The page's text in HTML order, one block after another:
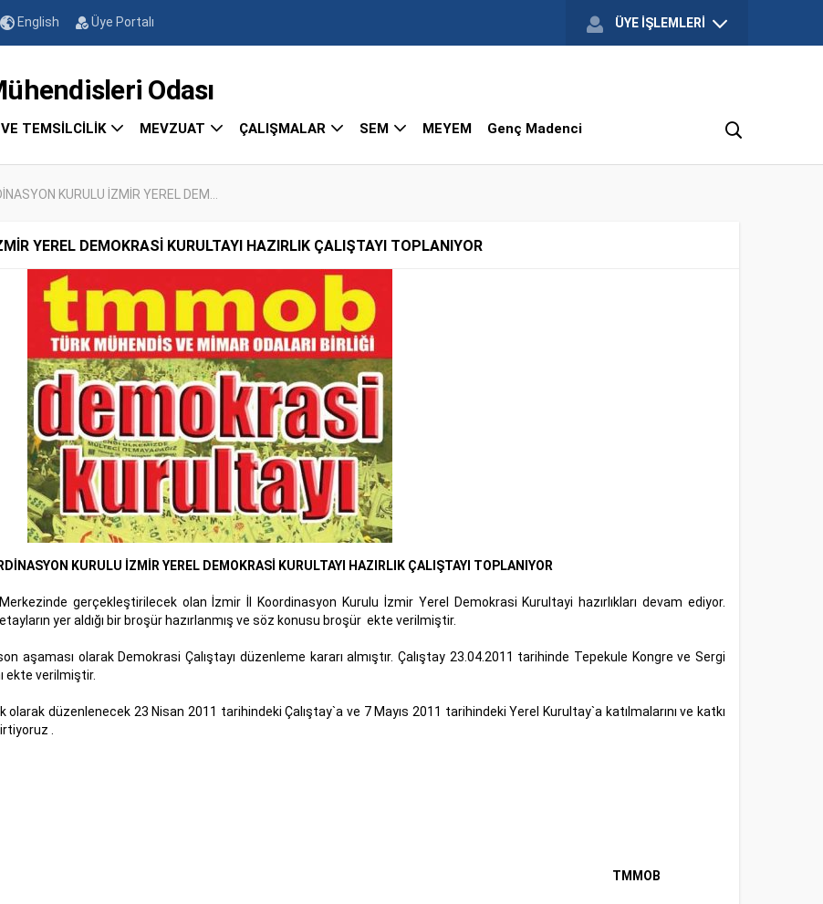
English Üye Portalı ÜYE İŞLEMLERİ
Odası
TEMSİLCİLİK MEVZUAT ÇALIŞMALAR SEM MEYEM Genç Madenci
KURULU İZMİR YEREL DEM...
YEREL DEMOKRASİ KURULTAYI HAZIRLIK ÇALIŞTAYI TOPLANIYOR
KURULU İZMİR YEREL DEMOKRASİ KURULTAYI HAZIRLIK ÇALIŞTAYI TOPLANIYOR
gerçekleştirilecek olan İzmir İl Koordinasyon Kurulu İzmir Yerel Demokrasi Kurultayi hazırlıkları devam ediyor.
yer aldığı bir broşür hazırlanmış ve söz konusu broşür ekte verilmiştir.
aşaması olarak Demokrasi Çalıştayı düzenleme kararı almıştır. Çalıştay 23.04.2011 tarihinde Tepekule Kongre ve Sergi
ekte verilmiştir.
düzenlenecek 23 Nisan 2011 tarihindeki Çalıştay`a ve 7 Mayıs 2011 tarihindeki Yerel Kurultay`a katılmalarını ve katkı
.
TMMOB